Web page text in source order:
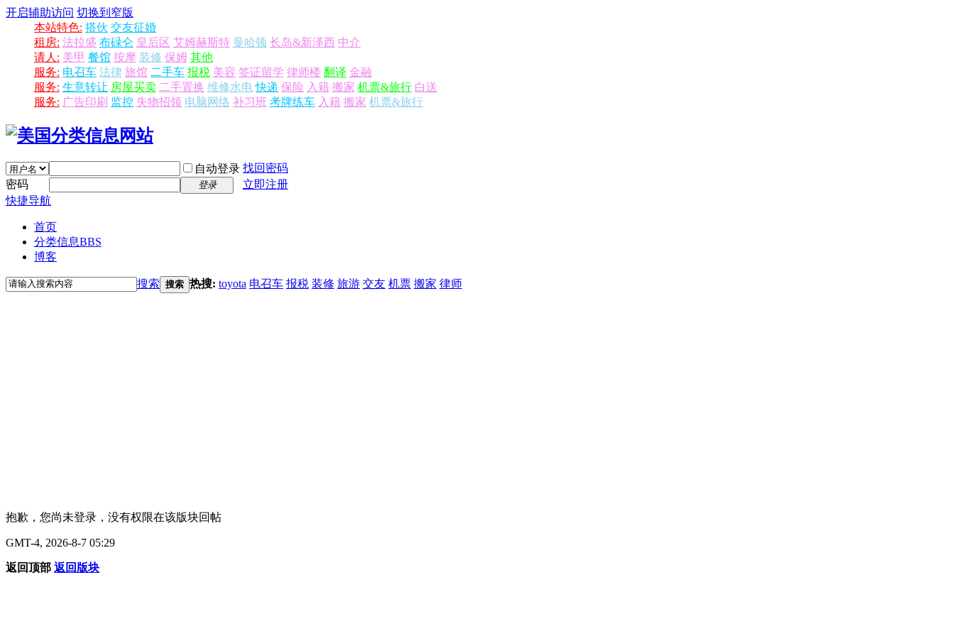
开启辅助访问 切换到窄版
本站特色: 搭伙 交友征婚
租房: 法拉盛 布碌仑 皇后区 艾姆赫斯特 曼哈顿 长岛&新泽西 中介
请人: 美甲 餐馆 按摩 装修 保姆 其他
服务: 电召车 法律 旅馆 二手车 报税 美容 签证留学 律师楼 翻译 金融
服务: 生意转让 房屋买卖 二手置换 维修水电 快递 保险 入籍 搬家 机票&旅行 白送
服务: 广告印刷 监控 失物招领 电脑网络 补习班 考牌练车 入籍 搬家 机票&旅行
自动登录 找回密码
密码
登录
立即注册
快捷导航
首页
分类信息BBS
博客
搜索 搜索 热搜: toyota 电召车 报税 装修 旅游 交友 机票 搬家 律师
抱歉，您尚未登录，没有权限在该版块回帖
GMT-4, 2026-8-7 05:29
返回顶部 返回版块